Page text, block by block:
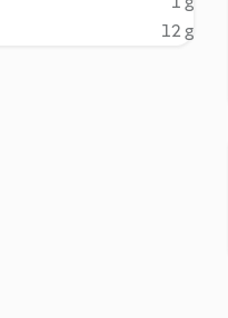
12 g